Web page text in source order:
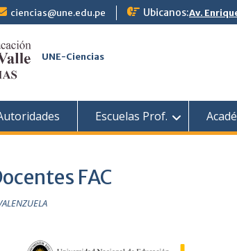
ciencias@une.edu.pe Ubicanos:Av.
UNE-Ciencias
Escuelas Prof.
FAC